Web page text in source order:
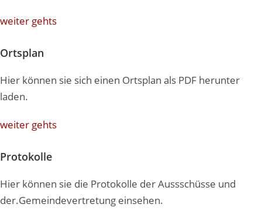
weiter gehts
Ortsplan
Hier können sie sich einen Ortsplan als PDF herunter
laden.
weiter gehts
Protokolle
Hier können sie die Protokolle der Aussschüsse und
der.Gemeindevertretung einsehen.